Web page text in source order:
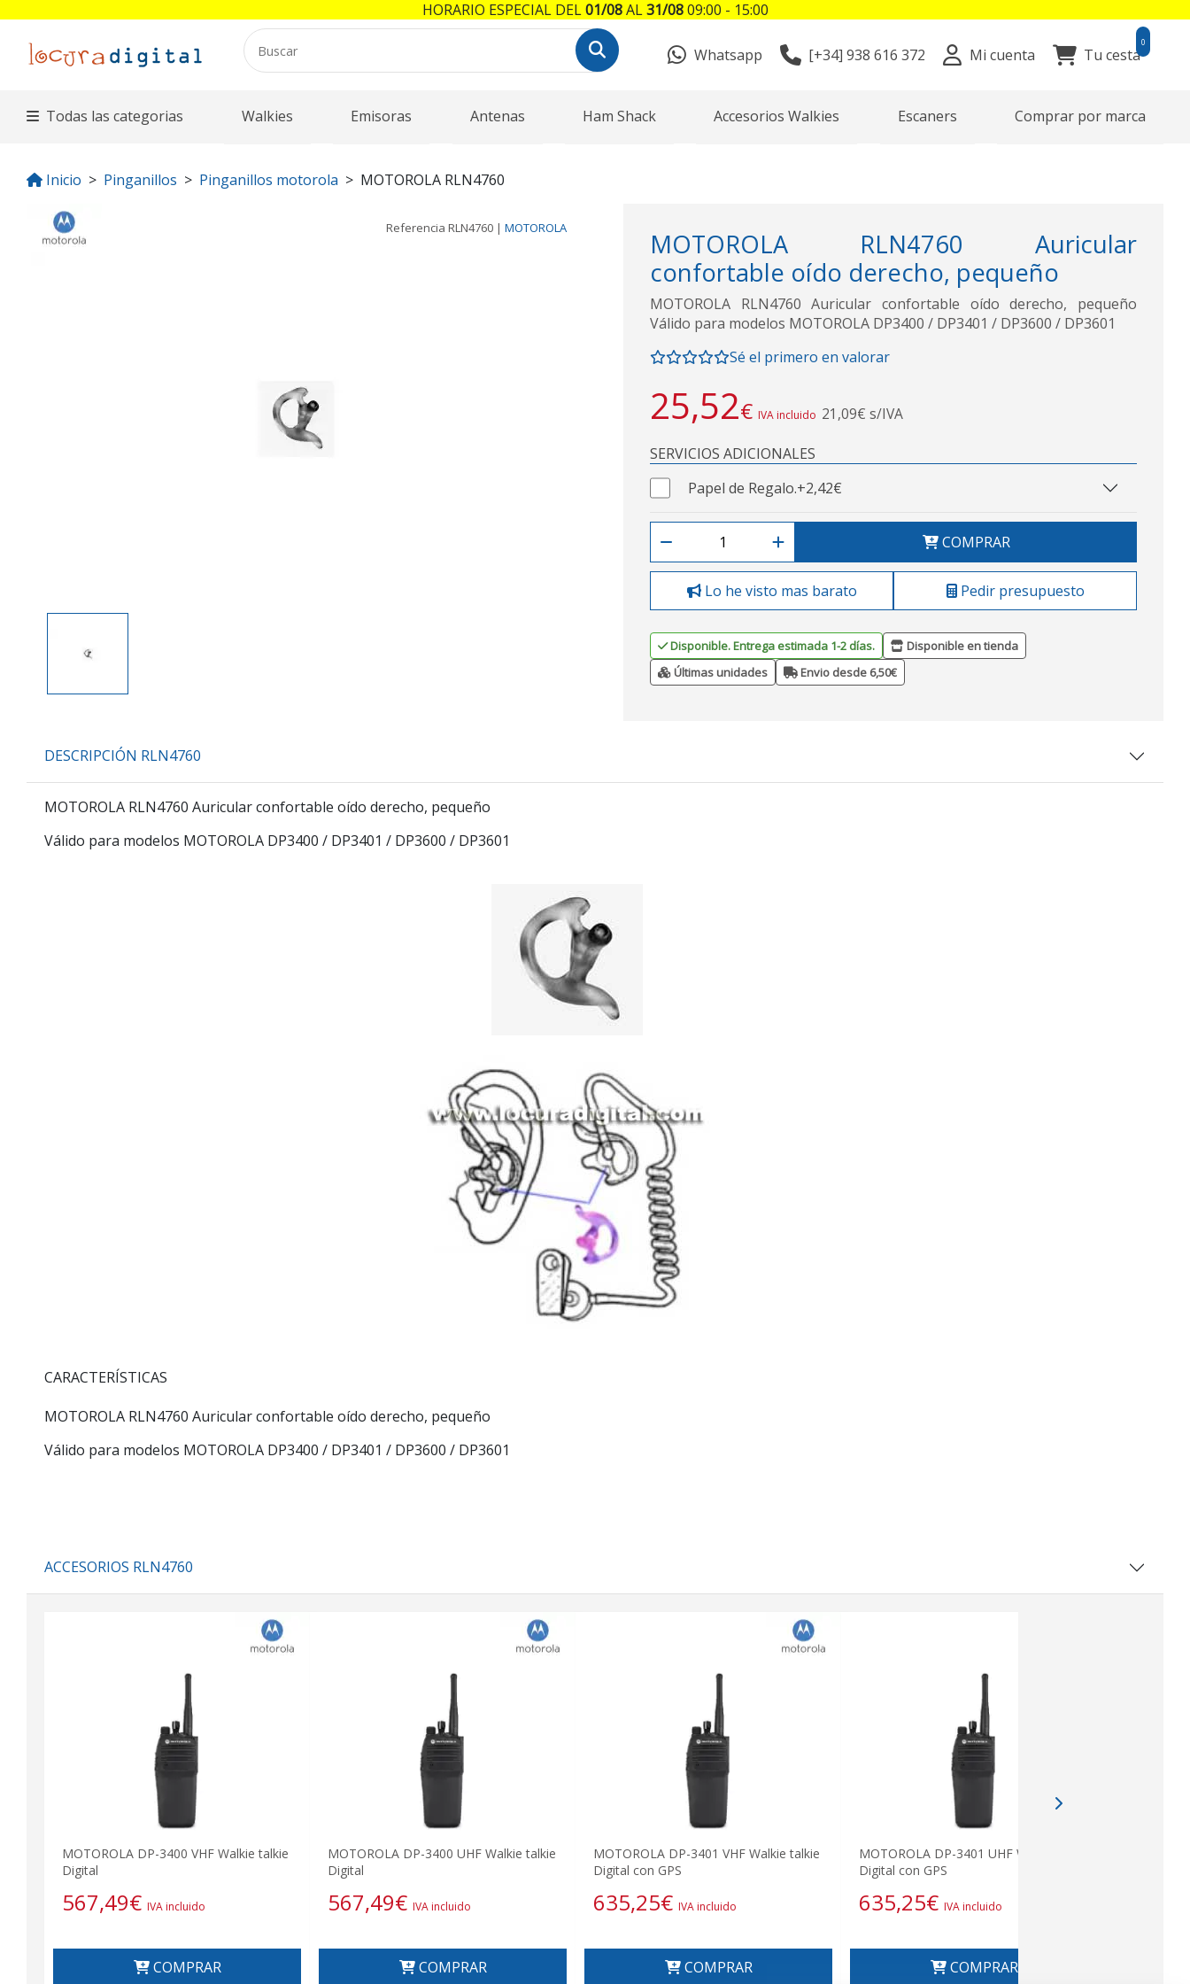
Whatsapp [+34] 938 616 372 Mi cuenta Tu cesta
0
Todas las categorias Walkies Emisoras Antenas Ham Shack Accesorios Walkies Escaners Comprar por marca
Inicio Pinganillos Pinganillos motorola MOTOROLA RLN4760
Referencia RLN4760 | MOTOROLA
MOTOROLA RLN4760 Auricular
confortable oído derecho, pequeño
MOTOROLA RLN4760 Auricular confortable oído derecho, pequeño
Válido para modelos MOTOROLA DP3400 / DP3401 / DP3600 / DP3601
Sé el primero en valorar
25,52€ IVA incluido 21,09€ s/IVA
SERVICIOS ADICIONALES
Papel de Regalo.+2,42€
COMPRAR
Lo he visto mas barato Pedir presupuesto
Disponible. Entrega estimada 1-2 días.
Disponible en tienda
Últimas unidades
Envio desde 6,50€
DESCRIPCIÓN RLN4760
MOTOROLA RLN4760 Auricular confortable oído derecho, pequeño
Válido para modelos MOTOROLA DP3400 / DP3401 / DP3600 / DP3601
CARACTERÍSTICAS
MOTOROLA RLN4760 Auricular confortable oído derecho, pequeño
Válido para modelos MOTOROLA DP3400 / DP3401 / DP3600 / DP3601
ACCESORIOS RLN4760
MOTOROLA DP-3400 VHF Walkie talkie
Digital
567,49€ IVA incluido
COMPRAR
MOTOROLA DP-3400 UHF Walkie talkie
Digital
567,49€ IVA incluido
COMPRAR
MOTOROLA DP-3401 VHF Walkie talkie
Digital con GPS
635,25€ IVA incluido
COMPRAR
MOTOROLA DP-3401 UHF Walkie talkie
Digital con GPS
635,25€ IVA incluido
COMPRAR
HORARIO ESPECIAL DEL01/08AL31/0809:00 - 15:00